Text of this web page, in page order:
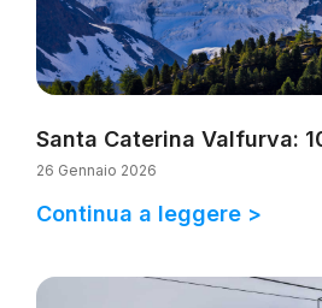
Santa Caterina Valfurva:
26 Gennaio 2026
Continua a leggere >